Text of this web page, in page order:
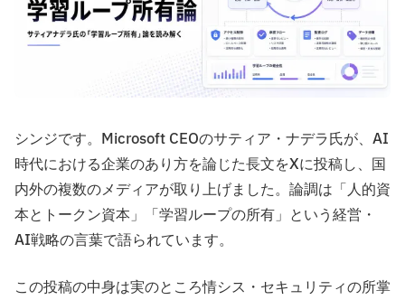
シンジです。Microsoft CEOのサティア・ナデラ氏が、AI
時代における企業のあり方を論じた長文をXに投稿し、国
内外の複数のメディアが取り上げました。論調は「人的資
本とトークン資本」「学習ループの所有」という経営・
AI戦略の言葉で語られています。
この投稿の中身は実のところ情シス・セキュリティの所掌